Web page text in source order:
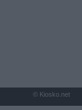
© Kiosko.net